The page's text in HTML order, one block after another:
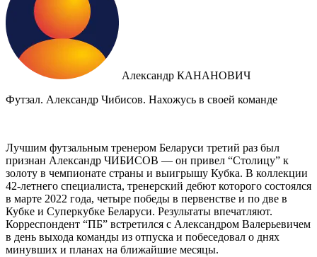
Александр КАНАНОВИЧ
Футзал. Александр Чибисов. Нахожусь в своей команде
Лучшим футзальным тренером Беларуси третий раз был
признан Александр ЧИБИСОВ — он привел “Столицу” к
золоту в чемпионате страны и выигрышу Кубка. В коллекции
42-летнего специалиста, тренерский дебют которого состоялся
в марте 2022 года, четыре победы в первенстве и по две в
Кубке и Суперкубке Беларуси. Результаты впечатляют.
Корреспондент “ПБ” встретился с Александром Валерьевичем
в день выхода команды из отпуска и побеседовал о днях
минувших и планах на ближайшие месяцы.